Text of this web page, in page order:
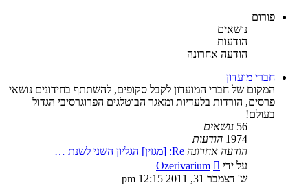
פורום
נושאים
הודעות
הודעה אחרונה
חברי מועדון
המקום של חברי המועדון לקבל סקופים, להשתתף בחידונים נושאי
פרסים, הורדות בלעדיות ומאגר הבוטלגים הפרוגרסיבי הגדול
בעולם!
56 נושאים
1974 הודעות
הודעה אחרונה Re: [מגזין] הגליון השני לשנת …
על ידי
Ozerivariumצפה
בהודעה
האחרונה
ש' דצמבר 31, 2011 12:15 pm